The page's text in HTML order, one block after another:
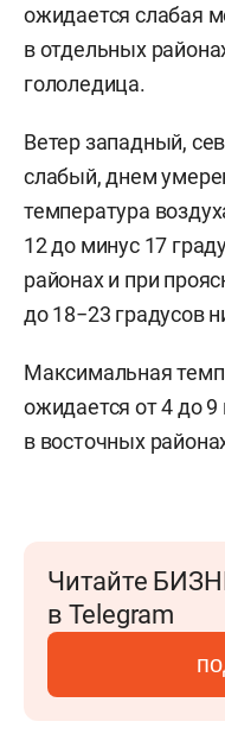
ожидается слабая
в отдельных
гололедица.
Ветер западный,
слабый, днем
температура
12 до минус 17
районах и при
до 18−23 градусов
Максимальная
ожидается от 4 до 9
в восточных
Читайте
в Telegram